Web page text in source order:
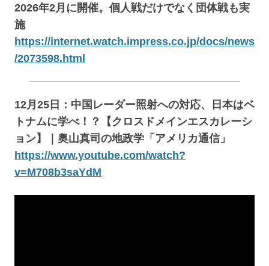
2026年2月に開催。個人戦だけでなく団体戦も実
施
https://internet.watch.impress.co.jp/docs/news
/2073598.html
12月25日：中国レーダー照射への対応、日本はベ
トナムに学べ！？【クロスドメインエスカレーシ
ョン】｜奥山真司の地政学「アメリカ通信」
https://www.youtube.com/watch?
v=M708b3saYdM